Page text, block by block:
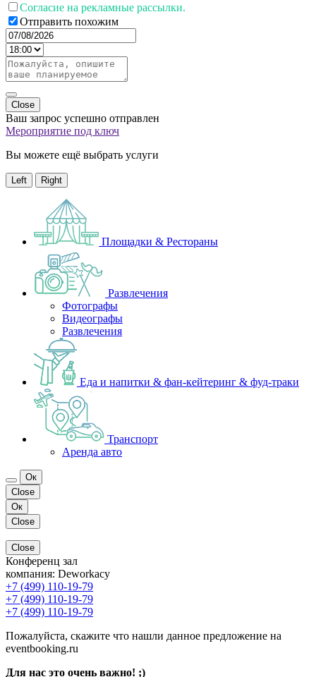
Согласие на рекламные рассылки.
Отправить похожим
Close
Ваш запрос успешно отправлен
Мероприятие под ключ
Вы можете ещё выбрать услуги
Left Right
Площадки & Рестораны
Развлечения
Фотографы
Видеографы
Развлечения
Еда и напитки & фан-кейтеринг & фуд-траки
Транспорт
Аренда авто
Ок
Close
Ок
Close
Close
Конференц зал
компания: Deworkacy
+7 (499) 110-19-79
+7 (499) 110-19-79
+7 (499) 110-19-79
Пожалуйста, скажите что нашли данное предложение на
eventbooking.ru
Для нас это очень важно! ;)